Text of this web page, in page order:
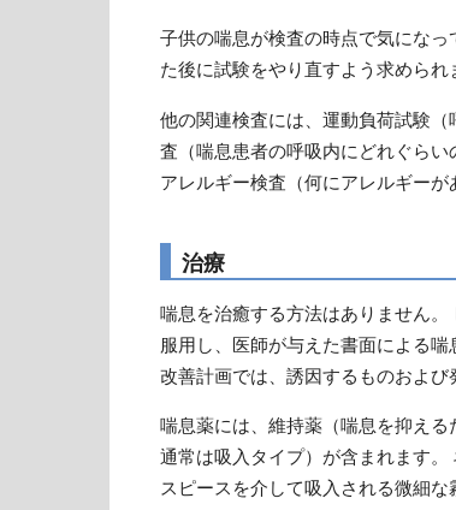
子供の喘息が検査の時点で気にな
た後に試験をやり直すよう求められ
他の関連検査には、運動負荷試験
査（喘息患者の呼吸内にどれぐら
アレルギー検査（何にアレルギーが
治療
喘息を治癒する方法はありません
服用し、医師が与えた書面による
改善計画では、誘因するものおよび
喘息薬には、維持薬（喘息を抑え
通常は吸入タイプ）が含まれます
スピースを介して吸入される微細な